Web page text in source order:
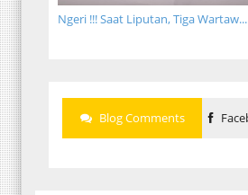
Ngeri !!! Saat Liputan, Tiga Wartaw...
Blog Comments